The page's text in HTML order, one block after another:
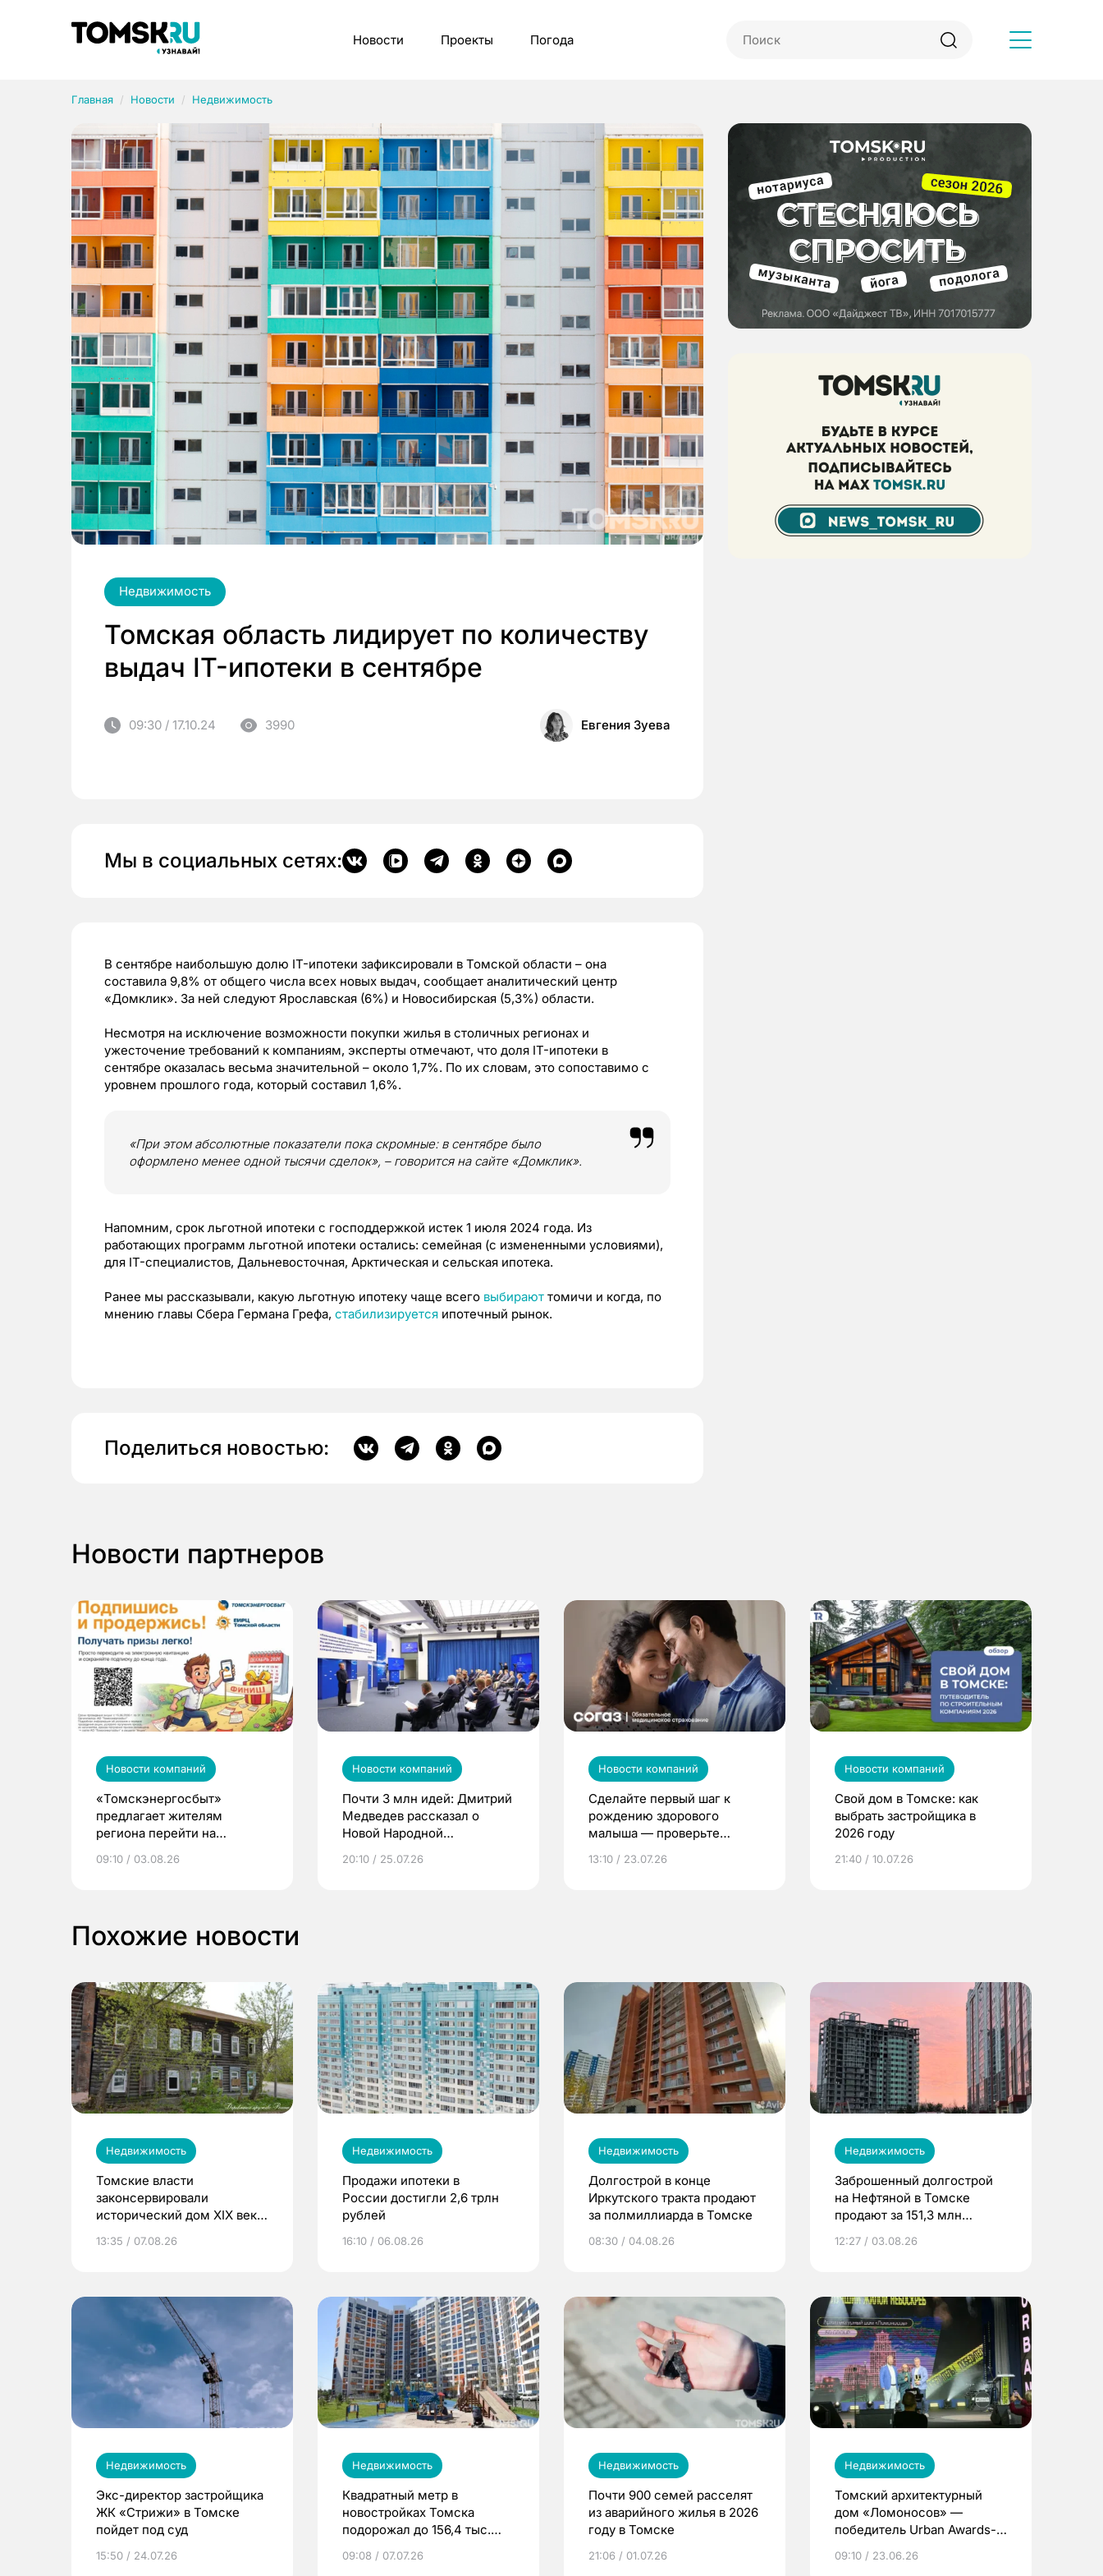
Новости Проекты Погода
Главная Новости Недвижимость
Недвижимость
Томская область лидирует по количеству
выдач IT-ипотеки в сентябре
09:30 / 17.10.24 3990 Евгения Зуева
Мы в социальных сетях:
В сентябре наибольшую долю IT-ипотеки зафиксировали в Томской области – она
составила 9,8% от общего числа всех новых выдач, сообщает аналитический центр
«Домклик». За ней следуют Ярославская (6%) и Новосибирская (5,3%) области.
Несмотря на исключение возможности покупки жилья в столичных регионах и
ужесточение требований к компаниям, эксперты отмечают, что доля IT-ипотеки в
сентябре оказалась весьма значительной – около 1,7%. По их словам, это сопоставимо с
уровнем прошлого года, который составил 1,6%.
«При этом абсолютные показатели пока скромные: в сентябре было
оформлено менее одной тысячи сделок», – говорится на сайте «Домклик».
Напомним, срок льготной ипотеки с господдержкой истек 1 июля 2024 года. Из
работающих программ льготной ипотеки остались: семейная (с измененными условиями),
для IT-специалистов, Дальневосточная, Арктическая и сельская ипотека.
Ранее мы рассказывали, какую льготную ипотеку чаще всего выбирают томичи и когда, по
мнению главы Сбера Германа Грефа, стабилизируется ипотечный рынок.
Поделиться новостью:
Новости партнеров
Новости компаний
«Томскэнергосбыт»
предлагает жителям
региона перейти на
выиграть призы
09:10 / 03.08.26
Новости компаний
Почти 3 млн идей: Дмитрий
Медведев рассказал о
Новой Народной
20:10 / 25.07.26
Новости компаний
Сделайте первый шаг к
рождению здорового
малыша — проверьте
по ОМС!
13:10 / 23.07.26
Новости компаний
Свой дом в Томске: как
выбрать застройщика в
2026 году
21:40 / 10.07.26
Похожие новости
Недвижимость
Томские власти
законсервировали
исторический дом XIX века
13:35 / 07.08.26
Недвижимость
Продажи ипотеки в
России достигли 2,6 трлн
рублей
16:10 / 06.08.26
Недвижимость
Долгострой в конце
Иркутского тракта продают
за полмиллиарда в Томске
08:30 / 04.08.26
Недвижимость
Заброшенный долгострой
на Нефтяной в Томске
продают за 151,3 млн
12:27 / 03.08.26
Недвижимость
Экс-директор застройщика
ЖК «Стрижи» в Томске
пойдет под суд
15:50 / 24.07.26
Недвижимость
Квадратный метр в
новостройках Томска
подорожал до 156,4 тыс.
09:08 / 07.07.26
Недвижимость
Почти 900 семей расселят
из аварийного жилья в 2026
году в Томске
21:06 / 01.07.26
Недвижимость
Томский архитектурный
дом «Ломоносов» —
победитель Urban Awards-
09:10 / 23.06.26
Рубрики